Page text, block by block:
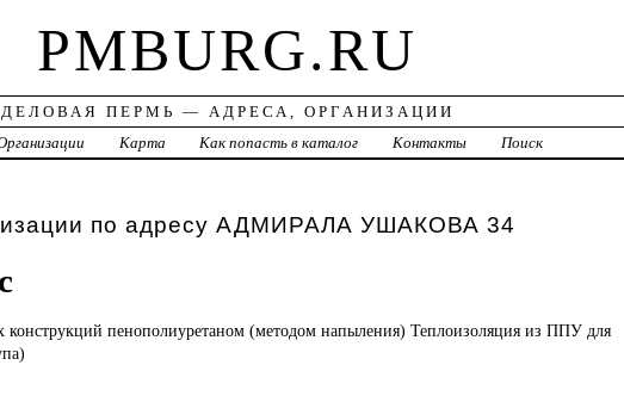
PMBURG.RU
ДЕЛОВАЯ ПЕРМЬ — АДРЕСА, ОРГАНИЗАЦИИ
Карта Как попасть в каталог Контакты Поиск
по адресу АДМИРАЛА УШАКОВА 34
конструкций пенополиуретаном (методом напыления) Теплоизоляция из ППУ для